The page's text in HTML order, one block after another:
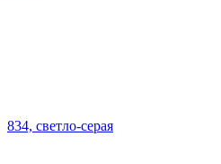
834, светло-серая